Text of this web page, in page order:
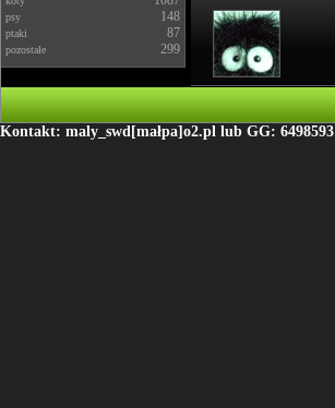
psy 148
ptaki 87
pozostałe 299
Kontakt: maly_swd[małpa]o2.pl lub GG: 6498593